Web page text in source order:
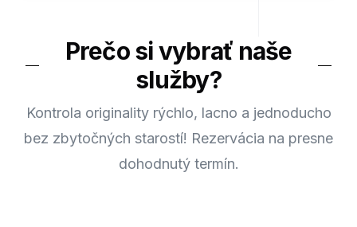
Prečo si vybrať naše
služby?
Kontrola originality rýchlo, lacno a jednoducho
bez zbytočných starostí! Rezervácia na presne
dohodnutý termín.